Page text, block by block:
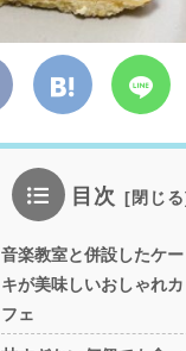
目次
音楽教室と併設したケー
キが美味しいおしゃれカ
フェ